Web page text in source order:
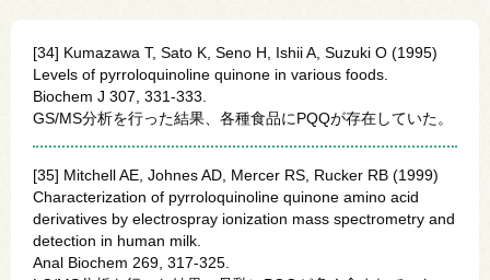
[34] Kumazawa T, Sato K, Seno H, Ishii A, Suzuki O (1995)
Levels of pyrroloquinoline quinone in various foods.
Biochem J 307, 331-333.
GS/MS分析を行った結果、各種食品にPQQが存在していた。
[35] Mitchell AE, Johnes AD, Mercer RS, Rucker RB (1999)
Characterization of pyrroloquinoline quinone amino acid
derivatives by electrospray ionization mass spectrometry and
detection in human milk.
Anal Biochem 269, 317-325.